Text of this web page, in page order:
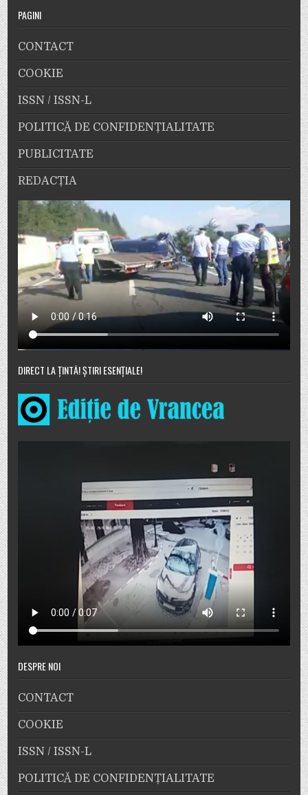
PAGINI
CONTACT
COOKIE
ISSN / ISSN-L
POLITICĂ DE CONFIDENȚIALITATE
PUBLICITATE
REDACȚIA
DIRECT LA ȚINTĂ! ȘTIRI ESENȚIALE!
DESPRE NOI
CONTACT
COOKIE
ISSN / ISSN-L
POLITICĂ DE CONFIDENȚIALITATE